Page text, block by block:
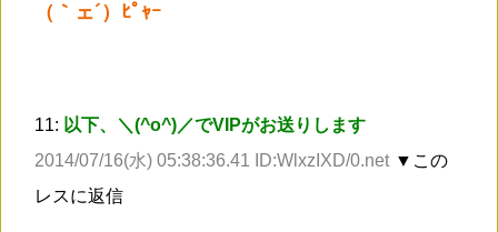
（｀ェ´）ﾋﾟｬｰ
11: 以下、＼(^o^)／でVIPがお送りします
2014/07/16(水) 05:38:36.41 ID:WlxzIXD/0.net ▼この
レスに返信